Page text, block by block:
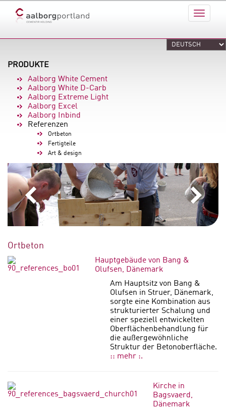
PRODUKTE
Aalborg White Cement
Aalborg White D-Carb
Aalborg Extreme Light
Aalborg Excel
Aalborg Inbind
Referenzen
Ortbeton
Fertigteile
Art & design
Ortbeton
Hauptgebäude von Bang &
Olufsen, Dänemark
Am Hauptsitz von Bang &
Olufsen in Struer, Dänemark,
sorgte eine Kombination aus
strukturierter Schalung und
einer speziell entwickelten
Oberflächenbehandlung für
die außergewöhnliche
Struktur der Betonoberfläche.
:: mehr :.
Kirche in
Bagsvaerd,
Dänemark